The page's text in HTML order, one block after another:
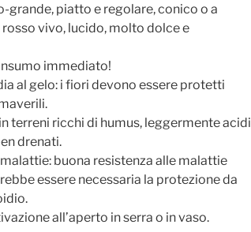
grande, piatto e regolare, conico o a
vivo, lucido, molto dolce e
immediato!
al gelo: i fiori devono essere protetti
terreni ricchi di humus, leggermente acidi
drenati.
buona resistenza alle malattie
essere necessaria la protezione da
all’aperto in serra o in vaso.